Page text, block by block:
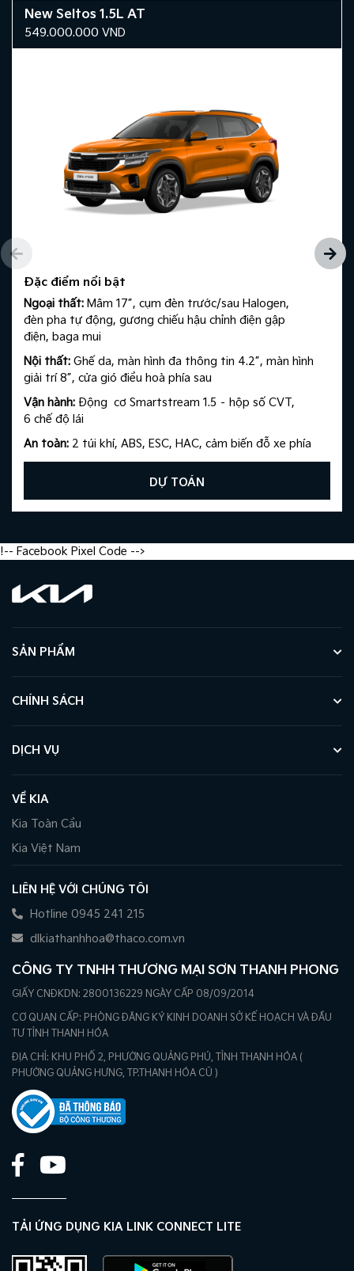
New Seltos 1.5L AT
549.000.000 VND
Đặc điểm nổi bật
Ngoại thất: Mâm 17”, cụm đèn trước/sau Halogen,
đèn pha tự động, gương chiếu hậu chỉnh điện gập
điện, baga mui​
Nội thất: Ghế da, màn hình đa thông tin 4.2”, màn hình
giải trí 8”, cửa gió điều hoà phía sau​
Vận hành: Động cơ Smartstream 1.5 – hộp số CVT,
6 chế độ lái​
An toàn: 2 túi khí, ABS, ESC, HAC, cảm biến đỗ xe phía
sau, camera lùi
DỰ TOÁN
!-- Facebook Pixel Code -->
SẢN PHẨM
CHÍNH SÁCH
DỊCH VỤ
VỀ KIA
Kia Toàn Cầu
Kia Việt Nam
LIÊN HỆ VỚI CHÚNG TÔI
Hotline 0945 241 215
dlkiathanhhoa@thaco.com.vn
CÔNG TY TNHH THƯƠNG MẠI SƠN THANH PHONG
GIẤY CNĐKDN: 2800136229 NGÀY CẤP 08/09/2014
CƠ QUAN CẤP: PHÒNG ĐĂNG KÝ KINH DOANH SỞ KẾ HOẠCH VÀ ĐẦU
TƯ TỈNH THANH HÓA
ĐỊA CHỈ: KHU PHỐ 2, PHƯỜNG QUẢNG PHÚ, TỈNH THANH HÓA (
PHƯỜNG QUẢNG HƯNG, TP.THANH HÓA CŨ )
TẢI ỨNG DỤNG KIA LINK CONNECT LITE